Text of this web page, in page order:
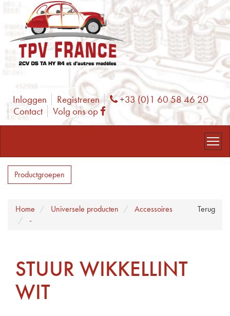
Inloggen Registreren Phone
+33 (0)1 60 58 46 20
Contact
Volg ons op Facebook
Productgroepen
Terug
Home Universele producten
Accessoires
-
STUUR WIKKELLINT
WIT